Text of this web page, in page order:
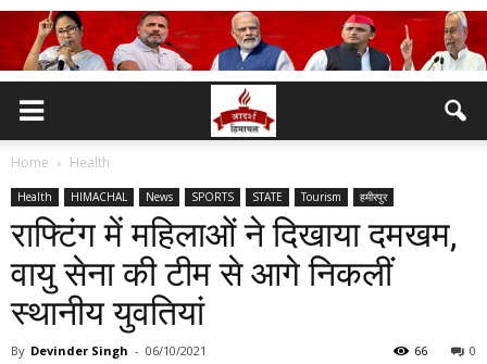
Home Health
Health HIMACHAL News SPORTS STATE Tourism हमीरपुर
राफ्टिंग में महिलाओं ने दिखाया दमखम,
वायु सेना की टीम से आगे निकलीं
स्थानीय युवतियां
By Devinder Singh - 06/10/2021 0
66